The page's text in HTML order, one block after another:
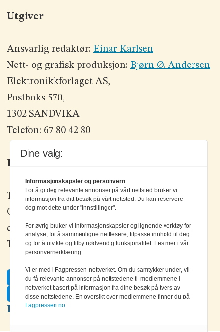
Utgiver
Ansvarlig redaktør: Einar Karlsen
Nett- og grafisk produksjon: Bjørn Ø. Andersen
Elektronikkforlaget AS,
Postboks 570,
1302 SANDVIKA
Telefon: 67 80 42 80
Kontakt oss
Tlf: +47 67 80 42 80
Olav Brunborgs vei 6, 1396 Billingstad
epost: elektronikk@elektronikkforlaget.no
Tips oss:tips@elektronikkforlaget.no
Facebook
Twitter
LinkedIn
Dine valg:
Informasjonskapsler og personvern
For å gi deg relevante annonser på vårt nettsted bruker vi
informasjon fra ditt besøk på vårt nettsted. Du kan reservere
deg mot dette under "Innstillinger".
For øvrig bruker vi informasjonskapsler og lignende verktøy for
analyse, for å sammenligne nettlesere, tilpasse innhold til deg
og for å utvikle og tilby nødvendig funksjonalitet. Les mer i vår
personvernerklæring.
Vi er med i Fagpressen-nettverket. Om du samtykker under, vil
du få relevante annonser på nettstedene til medlemmene i
nettverket basert på informasjon fra dine besøk på tvers av
disse nettstedene. En oversikt over medlemmene finner du på
Fagpressen.no.